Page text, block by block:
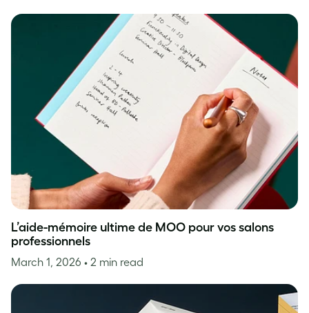
L’aide-mémoire ultime de MOO pour vos salons
professionnels
March 1, 2026 • 2 min read